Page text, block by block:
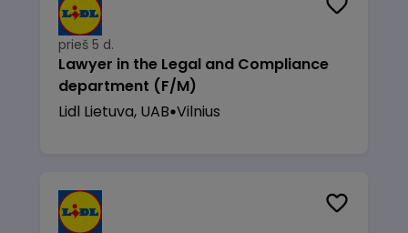
prieš 5 d.
Lawyer in the Legal and Compliance
department (F/M)
Lidl Lietuva, UAB Vilnius